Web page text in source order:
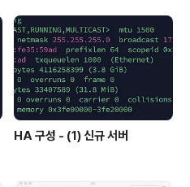
HA 구성 - (1) 신규 서버